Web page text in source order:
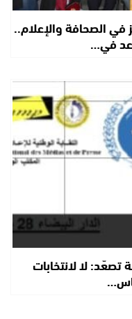
في الصحافة والإعلام..
في…
تصعّد: لا لانتخابات